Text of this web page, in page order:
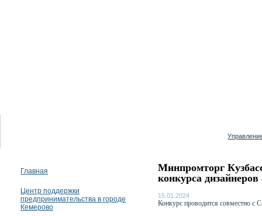
Главная
Центр поддержки
предпринимательства в городе
Кемерово
Минпромторг
конкурса
15.01.2024
Конкурс проводится совместно с